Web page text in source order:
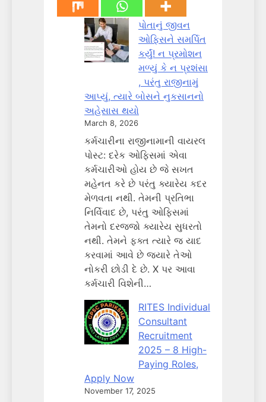
પોતાનું જીવન
ઓફિસને સમર્પિત
કર્યું! ન પ્રમોશન
મળ્યું કે ન પ્રશંસા
, પરંતુ રાજીનામું
આપ્યું, ત્યારે બોસને નુકસાનનો
અહેસાસ થયો
March 8, 2026
કર્મચારીના રાજીનામાની વાયરલ
પોસ્ટ: દરેક ઓફિસમાં એવા
કર્મચારીઓ હોય છે જે સખત
મહેનત કરે છે પરંતુ ક્યારેય કદર
મેળવતા નથી. તેમની પ્રતિભા
નિર્વિવાદ છે, પરંતુ ઓફિસમાં
તેમનો દરજ્જો ક્યારેય સુધરતો
નથી. તેમને ફક્ત ત્યારે જ યાદ
કરવામાં આવે છે જ્યારે તેઓ
નોકરી છોડી દે છે. X પર આવા
કર્મચારી વિશેની…
RITES Individual
Consultant
Recruitment
2025 – 8 High-
Paying Roles,
Apply Now
November 17, 2025